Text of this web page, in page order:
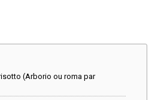
(Arborio ou roma par